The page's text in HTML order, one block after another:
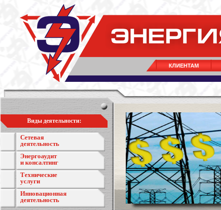
КЛИЕНТАМ
Виды деятельности:
Сетевая
деятельность
Энергоаудит
и консалтинг
Технические
услуги
Инновационная
деятельность